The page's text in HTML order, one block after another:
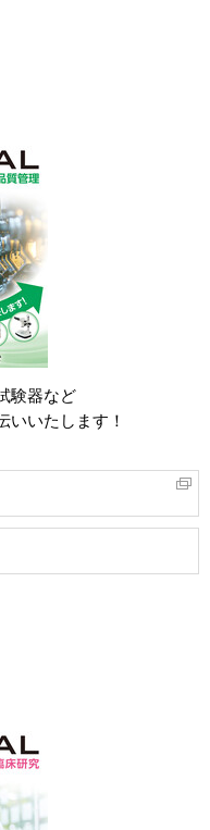
験器など
いいたします！